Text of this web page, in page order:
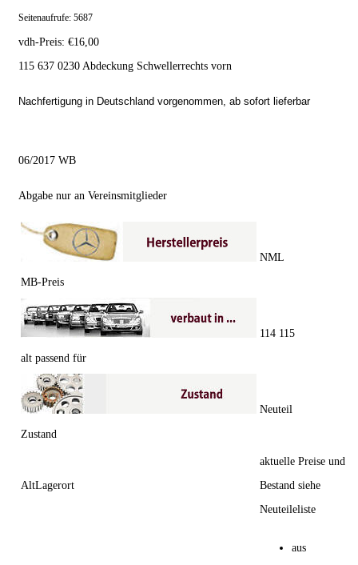
Seitenaufrufe: 5687
vdh-Preis: €16,00
115 637 0230 Abdeckung Schwellerrechts vorn
Nachfertigung in Deutschland vorgenommen, ab sofort lieferbar
06/2017 WB
Abgabe nur an Vereinsmitglieder
MB-Preis
NML
alt passend für
114 115
Zustand
Neuteil
AltLagerort
aktuelle Preise und
Bestand siehe
Neuteileliste
aus